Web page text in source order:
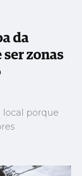
da
zonas
local porque